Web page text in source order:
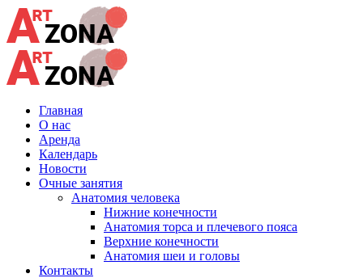
Главная
О нас
Аренда
Календарь
Новости
Очные занятия
Анатомия человека
Нижние конечности
Анатомия торса и плечевого пояса
Верхние конечности
Анатомия шеи и головы
Контакты